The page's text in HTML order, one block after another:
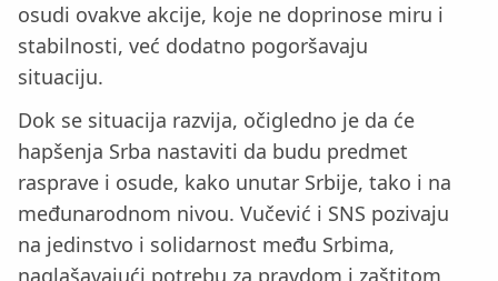
osudi ovakve akcije, koje ne doprinose miru i
stabilnosti, već dodatno pogoršavaju
situaciju.
Dok se situacija razvija, očigledno je da će
hapšenja Srba nastaviti da budu predmet
rasprave i osude, kako unutar Srbije, tako i na
međunarodnom nivou. Vučević i SNS pozivaju
na jedinstvo i solidarnost među Srbima,
naglašavajući potrebu za pravdom i zaštitom